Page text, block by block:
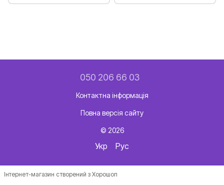
050 206 66 03
Контактна інформація
Повна версія сайту
© 2026
Укр Рус
Інтернет-магазин створений з Хорошоп